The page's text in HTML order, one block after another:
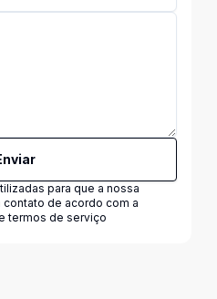
para que a nossa
de acordo com a
termos de serviço